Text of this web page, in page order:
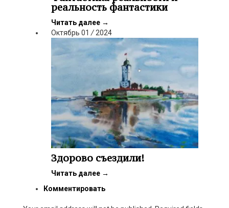
реальность фантастики
Читать далее →
Октябрь 01 / 2024
Здорово съездили!
Читать далее →
Комментировать